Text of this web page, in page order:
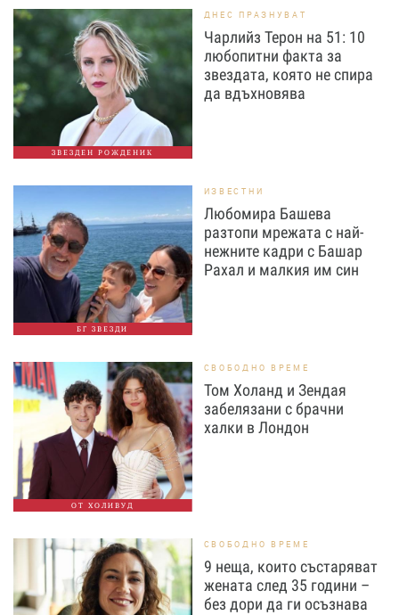
ЗВЕЗДЕН РОЖДЕНИК
ДНЕС ПРАЗНУВАТ
Чарлийз Терон на 51: 10
любопитни факта за
звездата, която не спира
да вдъхновява
БГ ЗВЕЗДИ
ИЗВЕСТНИ
Любомира Башева
разтопи мрежата с най-
нежните кадри с Башар
Рахал и малкия им син
ОТ ХОЛИВУД
СВОБОДНО ВРЕМЕ
Том Холанд и Зендая
забелязани с брачни
халки в Лондон
СВОБОДНО ВРЕМЕ
9 неща, които състаряват
жената след 35 години –
без дори да ги осъзнава